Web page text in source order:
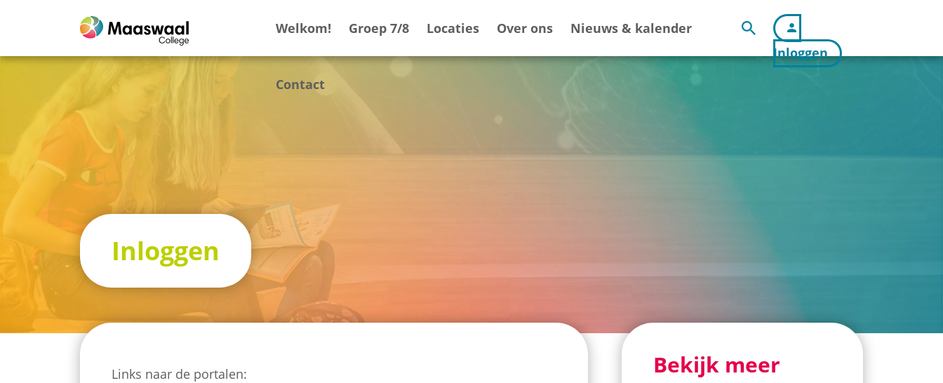
Welkom! Groep 7/8 Locaties Over ons Nieuws & kalender
Contact
Inloggen
Inloggen
Links naar de portalen: Bekijk meer